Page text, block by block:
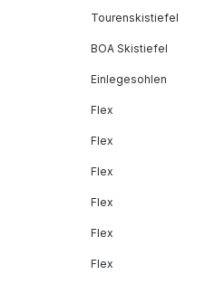
Tourenskistiefel
BOA Skistiefel
Einlegesohlen
Flex
Flex
Flex
Flex
Flex
Flex